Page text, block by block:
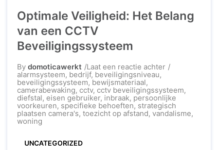
Optimale Veiligheid: Het Belang
van een CCTV
Beveiligingssysteem
By domoticawerkt Laat een reactie achterop
Het
Belang
van
een
alarmsysteem, bedrijf, beveiligingsniveau,
beveiligingssysteem, bewijsmateriaal,
camerabewaking, cctv, cctv beveiligingssysteem,
diefstal, eisen gebruiker, inbraak, persoonlijke
voorkeuren, specifieke behoeften, strategisch
plaatsen camera's, toezicht op afstand, vandalisme,
woning
UNCATEGORIZED